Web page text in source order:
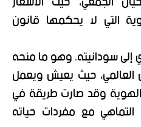
التي لا يحكمها قانون
سودانيته. وهو ما منحه
حيث يعيش ويعمل
وقد صارت طريقة في
مع مفردات حياته